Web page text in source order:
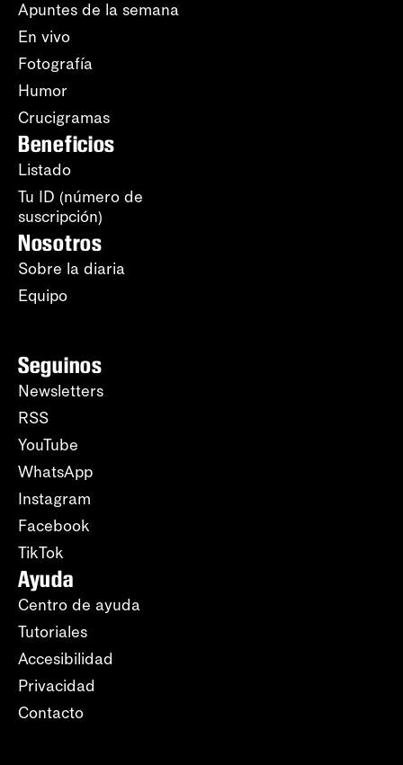
Apuntes de la semana
En vivo
Fotografía
Humor
Crucigramas
Beneficios
Listado
Tu ID (número de
suscripción)
Nosotros
Sobre la diaria
Equipo
Seguinos
Newsletters
RSS
YouTube
WhatsApp
Instagram
Facebook
TikTok
Ayuda
Centro de ayuda
Tutoriales
Accesibilidad
Privacidad
Contacto